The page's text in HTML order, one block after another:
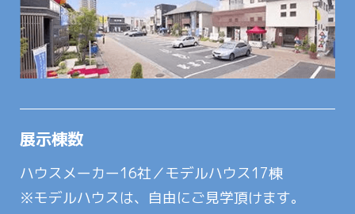
展示棟数
ハウスメーカー16社／モデルハウス17棟
※モデルハウスは、自由にご見学頂けます。